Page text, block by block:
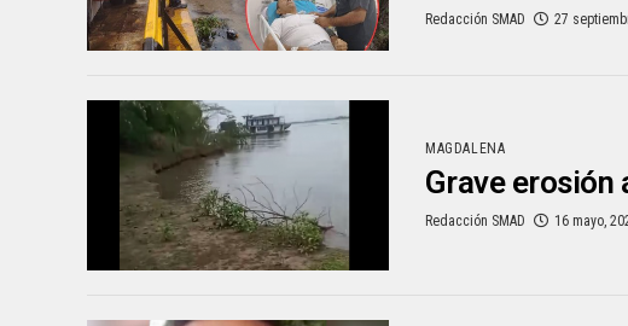
Redacción SMAD 27
MAGDALENA
Grave erosión
Redacción SMAD 16 mayo,